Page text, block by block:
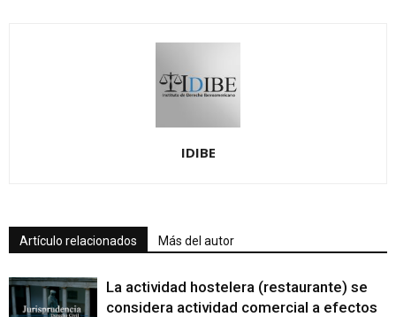
IDIBE
Artículo relacionados Más del autor
La actividad hostelera (restaurante) se
considera actividad comercial a efectos